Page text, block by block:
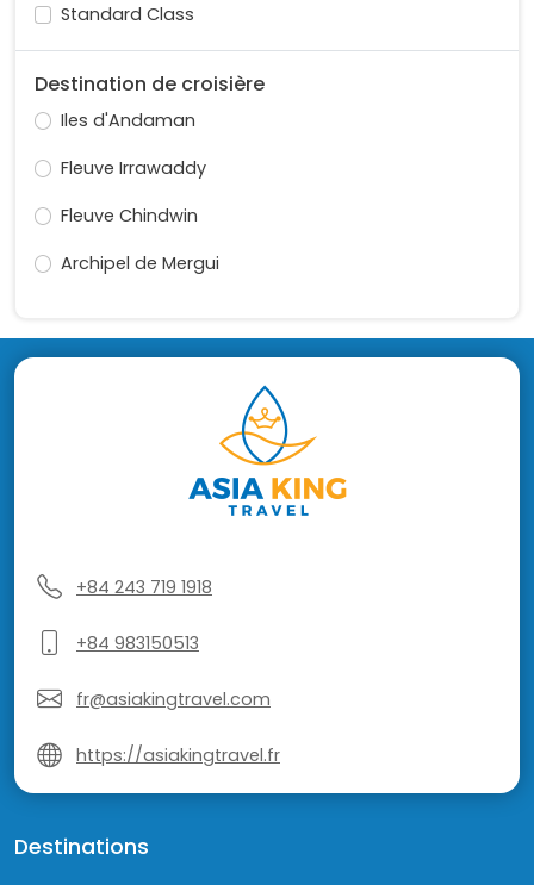
Standard Class
Destination de croisière
Iles d'Andaman
Fleuve Irrawaddy
Fleuve Chindwin
Archipel de Mergui
+84 243 719 1918
+84 983150513
fr@asiakingtravel.com
https://asiakingtravel.fr
Destinations